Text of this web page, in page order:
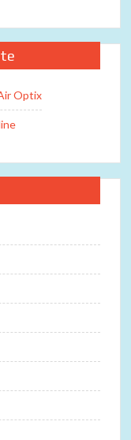
Optix